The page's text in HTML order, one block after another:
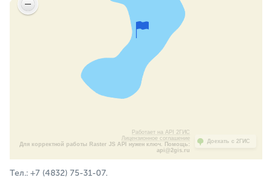
Работает на API 2ГИС
Лицензионное соглашение
Для корректной работы Raster JS API нужен ключ. Помощь:
api@2gis.ru
Доехать с 2ГИС
Тел.: +7 (4832) 75-31-07.